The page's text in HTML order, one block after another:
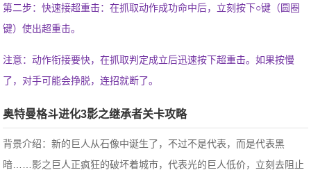
第二步：快速接超重击：在抓取动作成功命中后，立刻按下○键（圆圈
键）使出超重击。
注意：动作衔接要快，在抓取判定成立后迅速按下超重击。如果按慢
了，对手可能会挣脱，连招就断了。
奥特曼格斗进化3影之继承者关卡攻略
背景介绍：新的巨人从石像中诞生了，不过不是代表，而是代表黑
暗……影之巨人正疯狂的破坏着城市，代表光的巨人低价，立刻去阻止